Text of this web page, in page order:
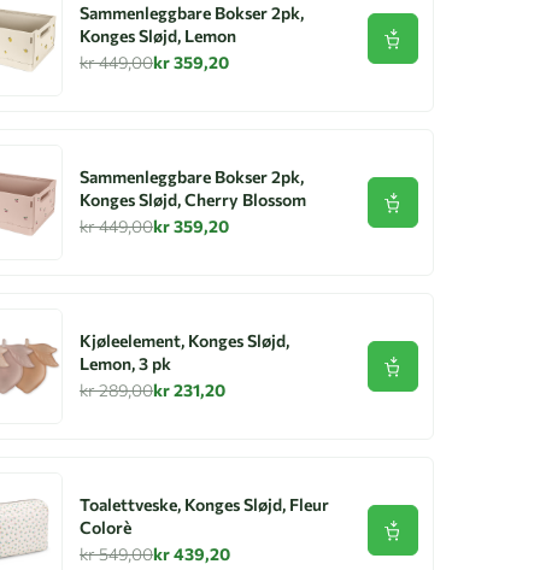
Sammenleggbare Bokser 2pk,
Konges Sløjd, Lemon
kr 449,00kr 359,20
Se produkt
Sammenleggbare Bokser 2pk,
Konges Sløjd, Cherry Blossom
kr 449,00kr 359,20
Se produkt
Kjøleelement, Konges Sløjd,
Lemon, 3 pk
kr 289,00kr 231,20
Se produkt
Toalettveske, Konges Sløjd, Fleur
Colorè
kr 549,00kr 439,20
Se produkt